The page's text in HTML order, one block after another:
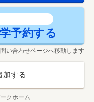
予約する
い合わせページへ移動します
加する
クホーム